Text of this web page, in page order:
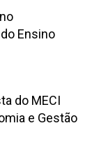
Ensino
do MECI
e Gestão